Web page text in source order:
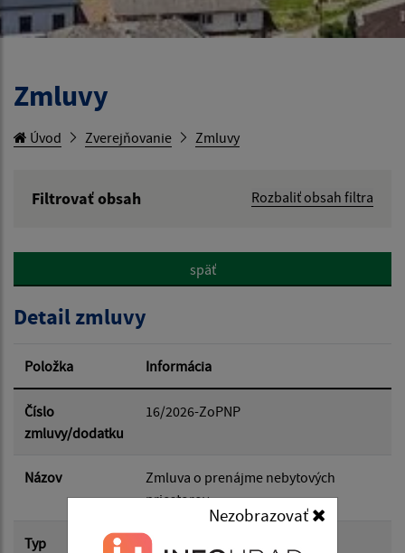
Nezobrazovať
Zmluvy
Úvod Zverejňovanie Zmluvy
Filtrovať obsah
Rozbaliť obsah filtra
Hľadať v:
Dátum od:
Dátum do:
Suma od:
späť
Detail zmluvy
Položka Informácia
Číslo
zmluvy/dodatku
16/2026-ZoPNP
Názov
Zmluva o prenájme nebytových
priestorov
Typ Hlavná zmluva